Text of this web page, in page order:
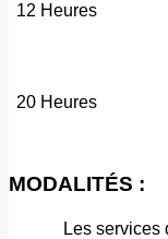
12 Heures
20 Heures
MODALITÉS :
Les services